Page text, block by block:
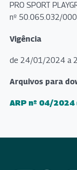
PRO SPORT
nº 50.065.032/
Vigência
de 24/01/2024 a
Arquivos para
ARP nº 04/2024
(abre em nova